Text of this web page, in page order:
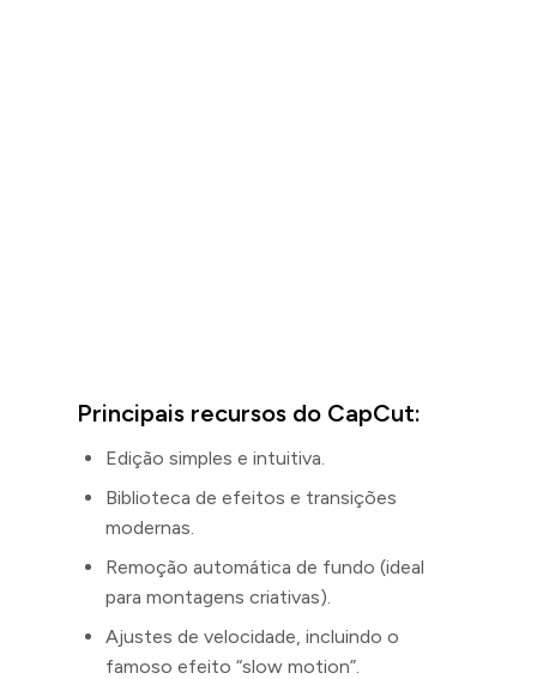
Principais recursos do CapCut:
Edição simples e intuitiva.
Biblioteca de efeitos e transições
modernas.
Remoção automática de fundo (ideal
para montagens criativas).
Ajustes de velocidade, incluindo o
famoso efeito “slow motion”.